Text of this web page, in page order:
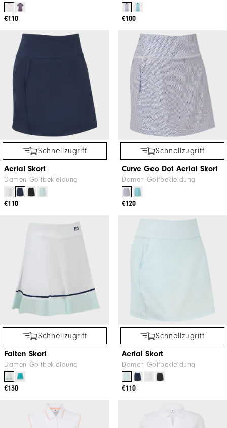
€110 €100
Schnellzugriff
Aerial Skort
Damen Golfbekleidung
€110
Schnellzugriff
Curve Geo Dot Aerial Skort
Damen Golfbekleidung
€120
Schnellzugriff
Falten Skort
Damen Golfbekleidung
€130
Schnellzugriff
Aerial Skort
Damen Golfbekleidung
€110